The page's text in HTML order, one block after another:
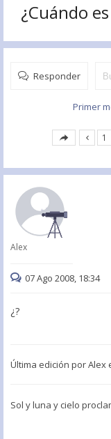
¿Cuándo
Responder
Primer
1
Alex
07 Ago 2008, 18:34
¿?
Última edición porAlex
Sol y luna y cielo